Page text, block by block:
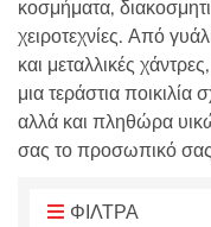
:κοσμήματα,
χειροτεχνίες. Από
και μεταλλικές
μια τεράστια
αλλά και πληθώρα
σας το προσωπικό
ΦΙΛΤΡΑ